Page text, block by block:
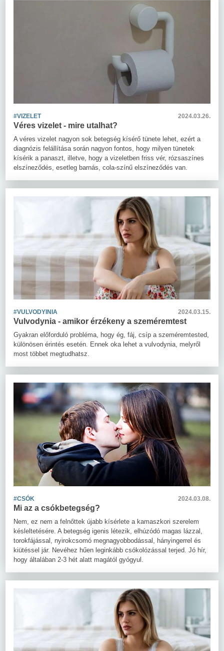
#VIZELET 2024.03.26.
Véres vizelet - mire utalhat?
A véres vizelet nagyon sok betegség kísérő tünete lehet, ezért a
diagnózis felállítása során nagyon fontos, hogy milyen tünetek
kísérik a panaszt, illetve, hogy a vizeletben friss vér, rózsaszínes
elszíneződés, esetleg barnás, cola-színű elszíneződés van.
#VULVODYINIA 2024.03.15.
Vulvodynia - amikor érzékeny a szeméremtest
Gyakran előforduló probléma, hogy ég, fáj, csíp a szeméremtested,
különösen érintés esetén. Ennek oka lehet a vulvodynia, melyről
most többet megtudhatsz.
#CSÓK 2024.03.08.
Mi az a csókbetegség?
Nem, ez nem a felnőttek újabb kísérlete a kamaszkori szerelem
késleltetésére. A betegség igenis létezik, elhúzódó magas lázzal,
torokfájással, nyirokcsomó megnagyobbodással, hányingerrel és
kiütéssel jár. Nevéhez hűen leginkább csókolózással terjed. Jó hír,
hogy általában 2-3 hét alatt magától gyógyul.